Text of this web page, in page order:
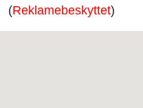
(Reklamebeskyttet)